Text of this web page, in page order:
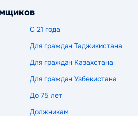
С 21 года
Для граждан Таджикистана
Для граждан Казахстана
Для граждан Узбекистана
До 75 лет
Должникам